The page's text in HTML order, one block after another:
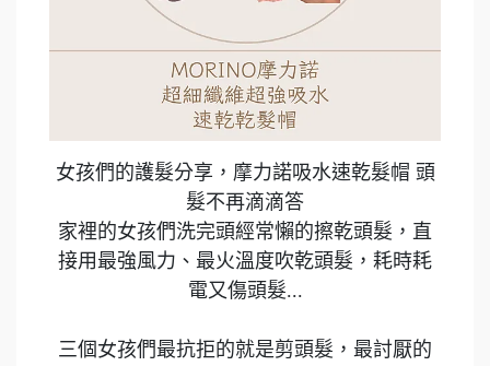
女孩們的護髮分享，摩力諾吸水速乾髮帽 頭
髮不再滴滴答
家裡的女孩們洗完頭經常懶的擦乾頭髮，直
接用最強風力、最火溫度吹乾頭髮，耗時耗
電又傷頭髮...
三個女孩們最抗拒的就是剪頭髮，最討厭的